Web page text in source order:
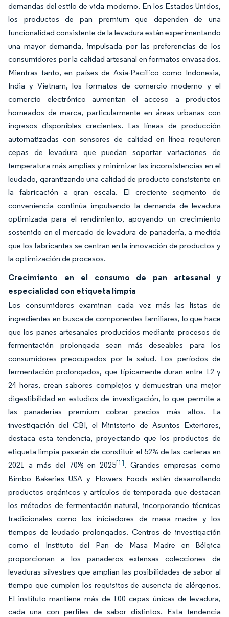
demandas del estilo de vida moderno. En los Estados Unidos,
los productos de pan premium que dependen de una
funcionalidad consistente de la levadura están experimentando
una mayor demanda, impulsada por las preferencias de los
consumidores por la calidad artesanal en formatos envasados.
Mientras tanto, en países de Asia-Pacífico como Indonesia,
India y Vietnam, los formatos de comercio moderno y el
comercio electrónico aumentan el acceso a productos
horneados de marca, particularmente en áreas urbanas con
ingresos disponibles crecientes. Las líneas de producción
automatizadas con sensores de calidad en línea requieren
cepas de levadura que puedan soportar variaciones de
temperatura más amplias y minimizar las inconsistencias en el
leudado, garantizando una calidad de producto consistente en
la fabricación a gran escala. El creciente segmento de
conveniencia continúa impulsando la demanda de levadura
optimizada para el rendimiento, apoyando un crecimiento
sostenido en el mercado de levadura de panadería, a medida
que los fabricantes se centran en la innovación de productos y
la optimización de procesos.
Crecimiento en el consumo de pan artesanal y
especialidad con etiqueta limpia
Los consumidores examinan cada vez más las listas de
ingredientes en busca de componentes familiares, lo que hace
que los panes artesanales producidos mediante procesos de
fermentación prolongada sean más deseables para los
consumidores preocupados por la salud. Los períodos de
fermentación prolongados, que típicamente duran entre 12 y
24 horas, crean sabores complejos y demuestran una mejor
digestibilidad en estudios de investigación, lo que permite a
las panaderías premium cobrar precios más altos. La
investigación del CBI, el Ministerio de Asuntos Exteriores,
destaca esta tendencia, proyectando que los productos de
etiqueta limpia pasarán de constituir el 52% de las carteras en
2021 a más del 70% en 2025[1]. Grandes empresas como
Bimbo Bakeries USA y Flowers Foods están desarrollando
productos orgánicos y artículos de temporada que destacan
los métodos de fermentación natural, incorporando técnicas
tradicionales como los iniciadores de masa madre y los
tiempos de leudado prolongados. Centros de investigación
como el Instituto del Pan de Masa Madre en Bélgica
proporcionan a los panaderos extensas colecciones de
levaduras silvestres que amplían las posibilidades de sabor al
tiempo que cumplen los requisitos de ausencia de alérgenos.
El instituto mantiene más de 100 cepas únicas de levadura,
cada una con perfiles de sabor distintos. Esta tendencia